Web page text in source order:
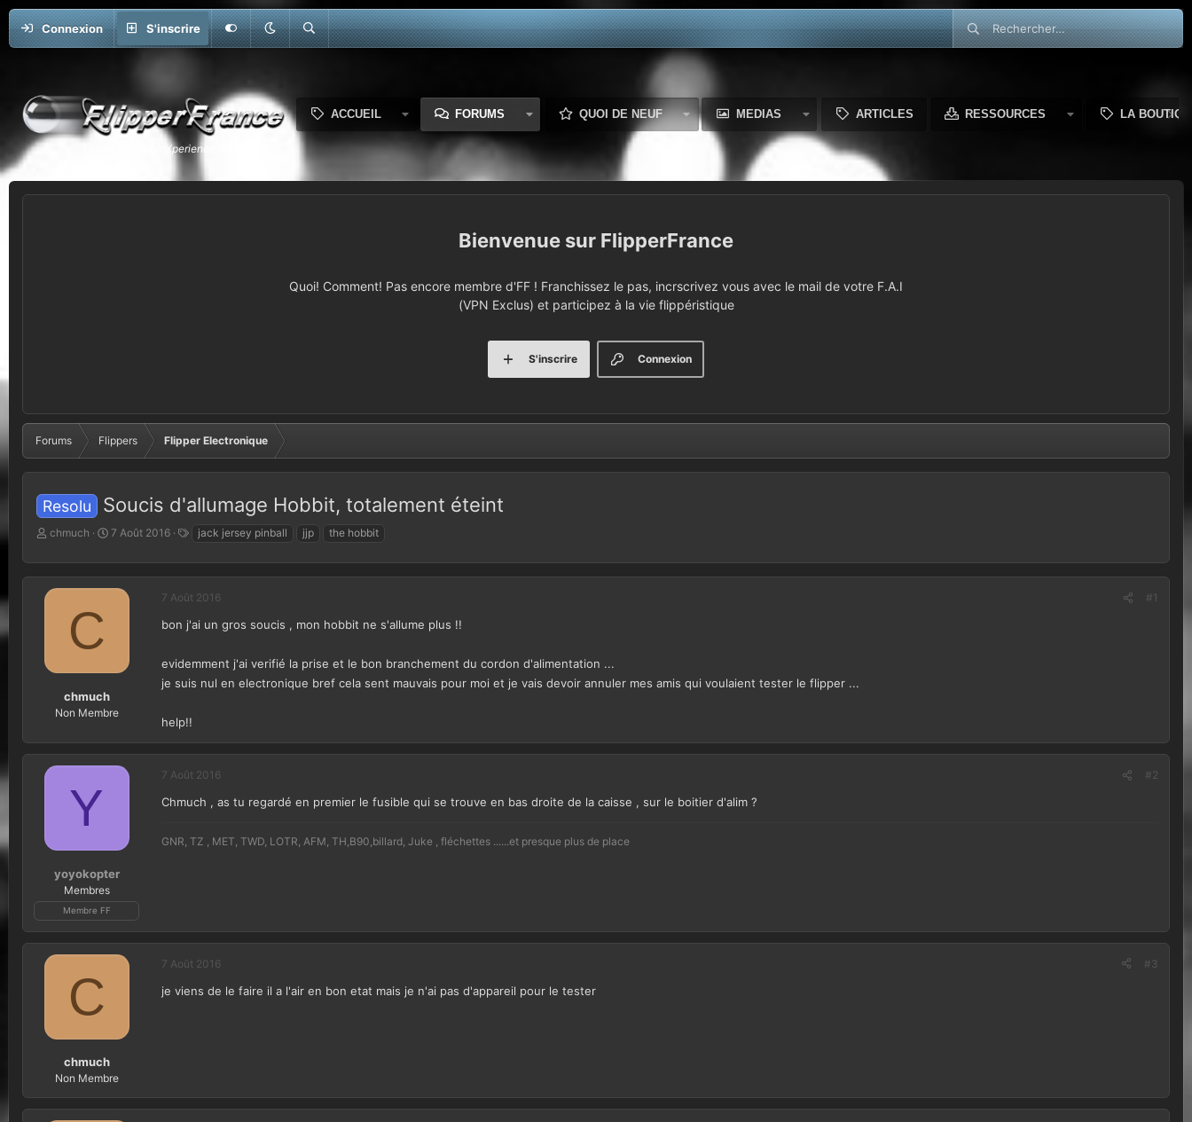
Connexion S'inscrire
ACCUEIL FORUMS QUOI DE NEUF MEDIAS ARTICLES RESSOURCES LA
FlipperFrance
Quoi! Comment! Pas encore membre d'FF ! Franchissez le pas, incrscrivez vous avec le mail de votre F.A.I
(VPN Exclus) et participez à la vie flippéristique
Connexion
S'inscrire
Forums Flippers Flipper Electronique
Resolu Soucis d'allumage Hobbit, totalement éteint
A
t
e
u
a
u
s
chmuch
D
t
e
u
7 Août 2016
g
s
jack jersey pinball jjp the hobbit
C
chmuch
Non Membre
7 Août 2016 #1
bon j'ai un gros soucis , mon hobbit ne s'allume plus !!
evidemment j'ai verifié la prise et le bon branchement du cordon d'alimentation ...
je suis nul en electronique bref cela sent mauvais pour moi et je vais devoir annuler mes amis qui voulaient tester le flipper ...
help!!
Y
yoyokopter
Membres
Membre FF
7 Août 2016 #2
Chmuch , as tu regardé en premier le fusible qui se trouve en bas droite de la caisse , sur le boitier d'alim ?
GNR, TZ , MET, TWD, LOTR, AFM, TH,B90,billard, Juke , fléchettes ......et presque plus de place
C
chmuch
Non Membre
7 Août 2016 #3
je viens de le faire il a l'air en bon etat mais je n'ai pas d'appareil pour le tester